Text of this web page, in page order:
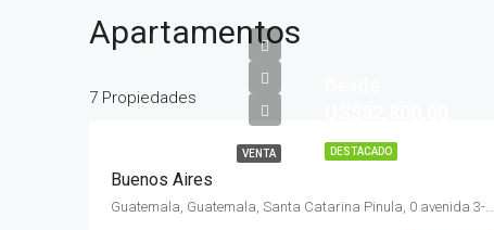
Apartamentos
7 Propiedades
DESTACADO
VENTA
Buenos Aires
Guatemala, Guatemala, Santa Catarina Pinula, 0 avenida 3-20 zona 10 Sta Catarina Pinula